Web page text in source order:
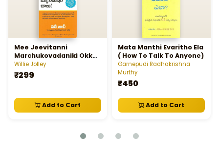
Mee Jeevitanni
Marchukovadaniki Okka
Nimisham Chalu
Willie Jolley
₹299
Add to Cart
Mata Manthi Evaritho Ela
( How To Talk To Anyone)
Garnepudi Radhakrishna
Murthy
₹450
Add to Cart